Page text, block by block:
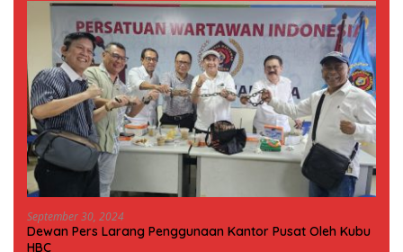
September 30, 2024
Dewan Pers Larang Penggunaan Kantor Pusat Oleh Kubu
HBC